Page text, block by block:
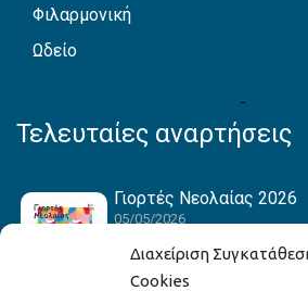
Διαχείριση
Cookies
Φιλαρμονική
Ωδείο
Τελευταίες αναρτήσεις
Γιορτές Νεολαίας 2026
05/05/2026